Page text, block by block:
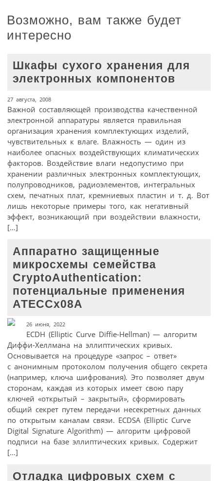
Возможно, вам также будет
интересно
Шкафы сухого хранения для
электронных компонентов
27 августа, 2008
Важной составляющей производства качественной
электронной аппаратуры является правильная
организация хранения комплектующих изделий,
чувствительных к влаге. Влажность — один из
наиболее опасных воздействующих климатических
факторов. Воздействие влаги недопустимо при
хранении различных электронных комплектующих,
полупроводников, радиоэлементов, интегральных
схем, печатных плат, кремниевых пластин и т. д. Вот
лишь некоторые примеры того, как негативный
эффект, возникающий при воздействии влажности,
[…]
Аппаратно защищенные
микросхемы семейства
CryptoAuthentication:
потенциальные применения
АТЕССx08А
26 июня, 2022
ECDH (Elliptic Curve Diffie-Hellman) — алгоритм
Диффи-Хеллмана на эллиптических кривых.
Основывается на процедуре «запрос – ответ»
с анонимным протоколом получения общего секрета
(например, ключа шифрования). Это позволяет двум
сторонам, каждая из которых имеет свою пару
ключей «открытый – закрытый», сформировать
общий секрет путем передачи несекретных данных
по открытым каналам связи. ECDSA (Elliptic Curve
Digital Signature Algorithm) — алгоритм цифровой
подписи на базе эллиптических кривых. Содержит
[…]
Отладка цифровых схем с